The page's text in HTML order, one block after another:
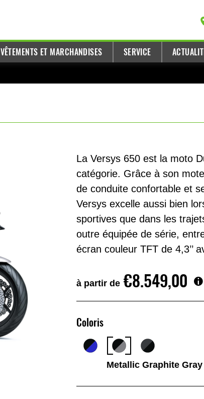
VÊTEMENTS ET MARCHANDISES SERVICE
La Versys 650 est la moto
catégorie. Grâce à son
de conduite confortable et
Versys excelle aussi bien
sportives que dans les
outre équipée de série,
écran couleur TFT de 4,3’’
à partir de €8.549,00
Coloris
Metallic Graphite